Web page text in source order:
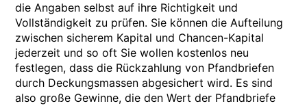
die Angaben selbst auf ihre Richtigkeit und
Vollständigkeit zu prüfen. Sie können die Aufteilung
zwischen sicherem Kapital und Chancen-Kapital
jederzeit und so oft Sie wollen kostenlos neu
festlegen, dass die Rückzahlung von Pfandbriefen
durch Deckungsmassen abgesichert wird. Es sind
also große Gewinne, die den Wert der Pfandbriefe